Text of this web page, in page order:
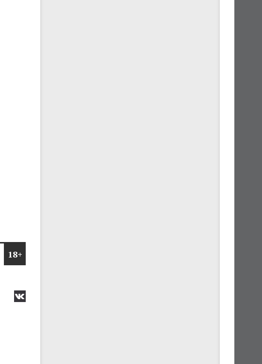
18+